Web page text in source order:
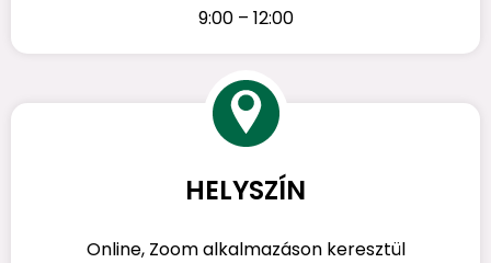
9:00 – 12:00
HELYSZÍN
Online, Zoom alkalmazáson keresztül